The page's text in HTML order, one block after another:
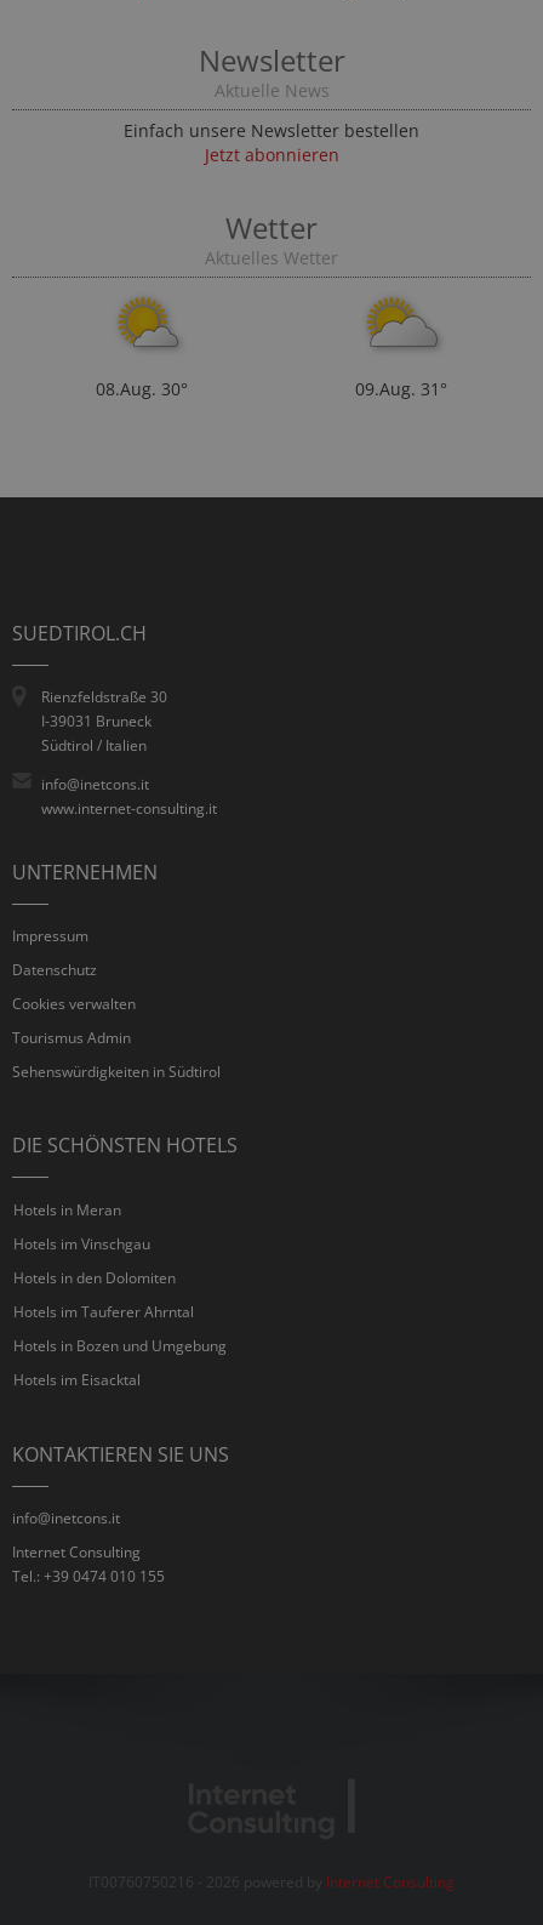
Newsletter
Aktuelle News
Einfach unsere Newsletter bestellen
Jetzt abonnieren
Wetter
Aktuelles Wetter
08.Aug. 30° 09.Aug. 31°
SUEDTIROL.CH
Rienzfeldstraße 30
I-39031 Bruneck
Südtirol / Italien
info@inetcons.it
www.internet-consulting.it
UNTERNEHMEN
Impressum
Datenschutz
Cookies verwalten
Tourismus Admin
Sehenswürdigkeiten in Südtirol
DIE SCHÖNSTEN HOTELS
Hotels in Meran
Hotels im Vinschgau
Hotels in den Dolomiten
Hotels im Tauferer Ahrntal
Hotels in Bozen und Umgebung
Hotels im Eisacktal
KONTAKTIEREN SIE UNS
info@inetcons.it
Internet Consulting
Tel.: +39 0474 010 155
IT00760750216 - 2026 powered by Internet Consulting